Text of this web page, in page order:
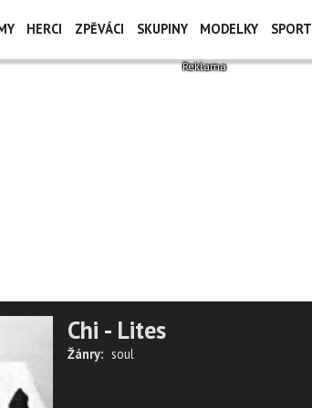
HERCI ZPĚVÁCI SKUPINY MODELKY
Chi - Lites
Žánry: soul